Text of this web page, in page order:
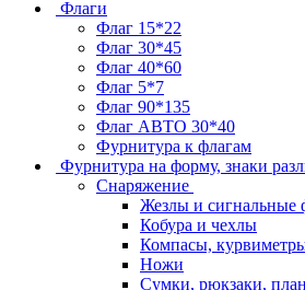
Флаги
Флаг 15*22
Флаг 30*45
Флаг 40*60
Флаг 5*7
Флаг 90*135
Флаг АВТО 30*40
Фурнитура к флагам
Фурнитура на форму, знаки
Снаряжение
Жезлы и сигнальные
Кобура и чехлы
Компасы,
Ножи
Сумки, рюкзаки,